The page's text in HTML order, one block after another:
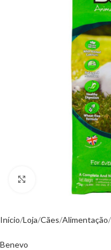
Click to enlarge
Início Loja Cães Alimentação
Benevo